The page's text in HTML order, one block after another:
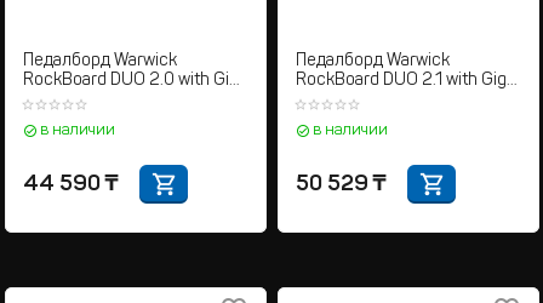
Педалборд Warwick
RockBoard DUO 2.0 with Gig
Bag
в наличии
44 590 ₸
Педалборд Warwick
RockBoard DUO 2.1 with Gig
Bag
в наличии
50 529 ₸